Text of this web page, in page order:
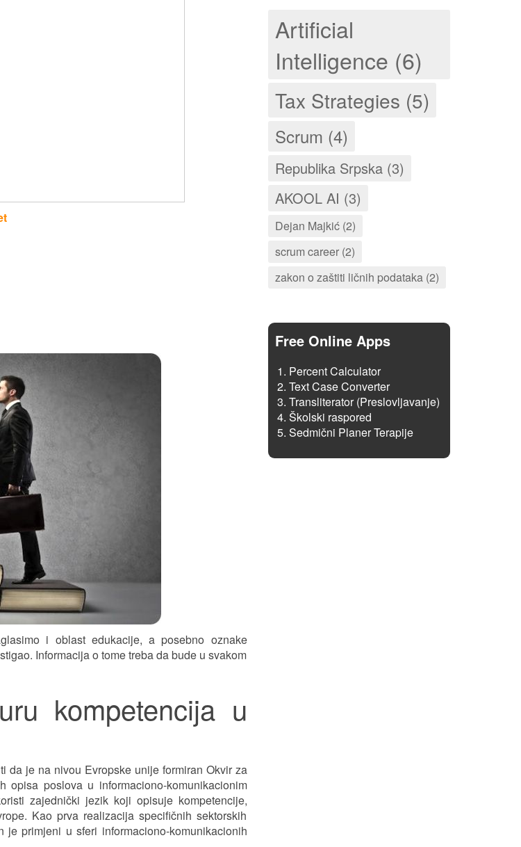
i oblast edukacije, a posebno oznake
Informacija o tome treba da bude u svakom
kompetencija u
da je na nivou Evropske unije formiran Okvir za
poslova u informaciono-komunikacionim
zajednički jezik koji opisuje kompetencije,
Kao prva realizacija specifičnih sektorskih
primjeni u sferi informaciono-komunikacionih
Artificial
Intelligence (6)
Tax Strategies (5)
Scrum (4)
Republika Srpska (3)
AKOOL AI (3)
Dejan Majkić (2)
scrum career (2)
zakon o zaštiti ličnih podataka (2)
Free Online Apps
Percent Calculator
Text Case Converter
Transliterator (Preslovljavanje)
Školski raspored
Sedmični Planer Terapije